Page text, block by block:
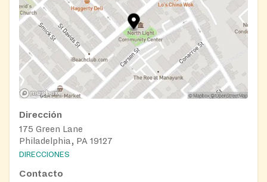
Dirección
175 Green Lane
Philadelphia, PA 19127
DIRECCIONES
Contacto